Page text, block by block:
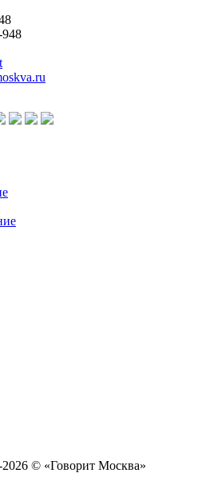
© «Говорит Москва»